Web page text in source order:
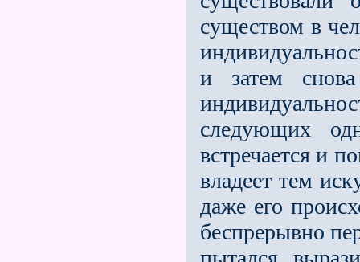
существом в
и затем
следующих
встречается и
владеет тем
даже его
беспрерывно